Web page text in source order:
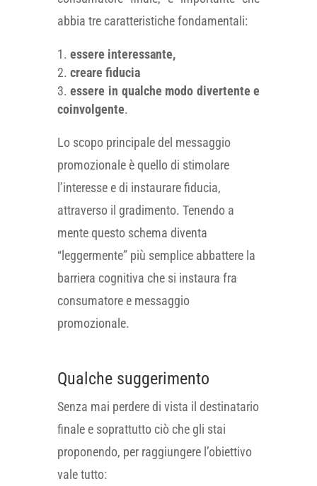
abbia tre caratteristiche fondamentali:
essere interessante,
creare fiducia
essere in qualche modo divertente e
coinvolgente.
Lo scopo principale del messaggio
promozionale è quello di stimolare
l’interesse e di instaurare fiducia,
attraverso il gradimento. Tenendo a
mente questo schema diventa
“leggermente” più semplice abbattere la
barriera cognitiva che si instaura fra
consumatore e messaggio
promozionale.
Qualche suggerimento
Senza mai perdere di vista il destinatario
finale e soprattutto ciò che gli stai
proponendo, per raggiungere l’obiettivo
vale tutto: